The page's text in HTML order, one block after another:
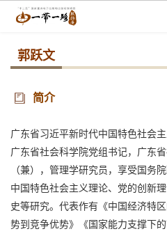
郭跃文
简介
广东省习近平新时代中国特色社会
广东省社会科学院党组书记，广东
（兼），管理学研究员，享受国务
中国特色社会主义理论、党的创新
史等研究。代表作有《中国经济特
势到竞争优势》《国家能力支撑下